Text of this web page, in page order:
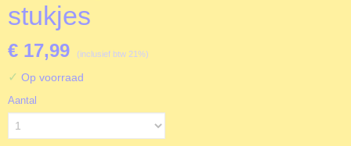
stukjes
€ 17,99 (inclusief btw 21%)
✓ Op voorraad
Aantal